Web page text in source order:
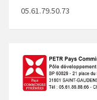
05.61.79.50.73